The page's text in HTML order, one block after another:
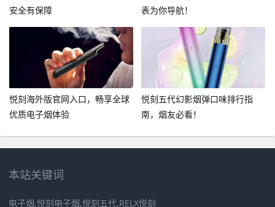
安全有保障
表为你导航！
悦刻海外版官网入口，畅享全球
优质电子烟体验
悦刻五代幻影烟弹口味排行指
南，烟友必看！
本站关键词
电子烟,悦刻电子烟,悦刻五代,RELX悦刻